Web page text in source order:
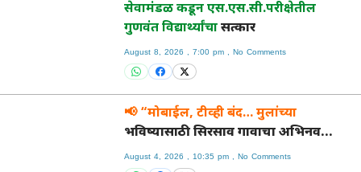
सेवामंडळ कडून एस.एस.सी.परीक्षेतील
गुणवंत विद्यार्थ्यांचासत्कार
August 8, 2026 7:00 pm No Comments
📢 “मोबाईल, टीव्ही बंद… मुलांच्या
भविष्यासाठी सिरसाव गावाचा अभिनव
संकल्प!”
August 4, 2026 10:35 pm No Comments